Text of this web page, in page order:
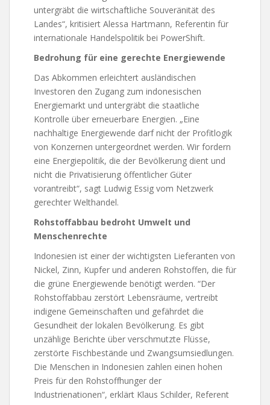
untergräbt die wirtschaftliche Souveränität des
Landes“, kritisiert Alessa Hartmann, Referentin für
internationale Handelspolitik bei PowerShift.
Bedrohung für eine gerechte Energiewende
Das Abkommen erleichtert ausländischen
Investoren den Zugang zum indonesischen
Energiemarkt und untergräbt die staatliche
Kontrolle über erneuerbare Energien. „Eine
nachhaltige Energiewende darf nicht der Profitlogik
von Konzernen untergeordnet werden. Wir fordern
eine Energiepolitik, die der Bevölkerung dient und
nicht die Privatisierung öffentlicher Güter
vorantreibt“, sagt Ludwig Essig vom Netzwerk
gerechter Welthandel.
Rohstoffabbau bedroht Umwelt und
Menschenrechte
Indonesien ist einer der wichtigsten Lieferanten von
Nickel, Zinn, Kupfer und anderen Rohstoffen, die für
die grüne Energiewende benötigt werden. “Der
Rohstoffabbau zerstört Lebensräume, vertreibt
indigene Gemeinschaften und gefährdet die
Gesundheit der lokalen Bevölkerung. Es gibt
unzählige Berichte über verschmutzte Flüsse,
zerstörte Fischbestände und Zwangsumsiedlungen.
Die Menschen in Indonesien zahlen einen hohen
Preis für den Rohstoffhunger der
Industrienationen“, erklärt Klaus Schilder, Referent